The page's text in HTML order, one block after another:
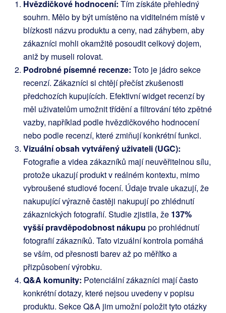
Hvězdičkové hodnocení: Tím získáte přehledný
souhrn. Mělo by být umístěno na viditelném místě v
blízkosti názvu produktu a ceny, nad záhybem, aby
zákazníci mohli okamžitě posoudit celkový dojem,
aniž by museli rolovat.
Podrobné písemné recenze: Toto je jádro sekce
recenzí. Zákazníci si chtějí přečíst zkušenosti
předchozích kupujících. Efektivní widget recenzí by
měl uživatelům umožnit třídění a filtrování této zpětné
vazby, například podle hvězdičkového hodnocení
nebo podle recenzí, které zmiňují konkrétní funkci.
Vizuální obsah vytvářený uživateli (UGC):
Fotografie a videa zákazníků mají neuvěřitelnou sílu,
protože ukazují produkt v reálném kontextu, mimo
vybroušené studiové focení. Údaje trvale ukazují, že
nakupující výrazně častěji nakupují po zhlédnutí
zákaznických fotografií. Studie zjistila, že 137%
vyšší pravděpodobnost nákupu po prohlédnutí
fotografií zákazníků. Tato vizuální kontrola pomáhá
se vším, od přesnosti barev až po měřítko a
přizpůsobení výrobku.
Q&A komunity: Potenciální zákazníci mají často
konkrétní dotazy, které nejsou uvedeny v popisu
produktu. Sekce Q&A jim umožní položit tyto otázky